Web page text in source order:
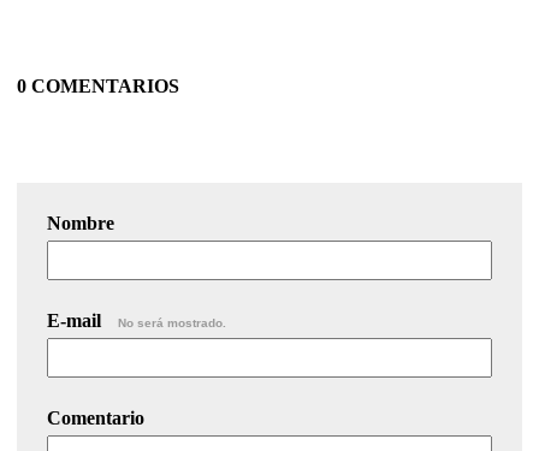
0 COMENTARIOS
Nombre
E-mail No será mostrado.
Comentario